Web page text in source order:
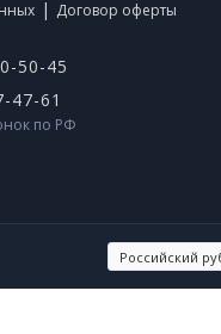
| Договор оферты
50-45
47-61
по РФ